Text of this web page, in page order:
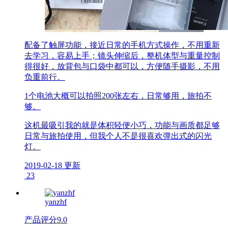
配备了触屏功能，接近日常的手机方式操作，不用重新
去学习，容易上手；镜头伸缩后，整机体型与重量控制
得很好，放背包与口袋中都可以，方便随手摄影，不用
负重前行。
1个电池大概可以拍照200张左右，日常够用，旅拍不
够。
这机最吸引我的就是体积轻便小巧，功能与画质都足够
日常与旅拍使用，但我个人不是很喜欢弹出式的闪光
灯。
2019-02-18 更新
23
yanzhf
产品评分9.0